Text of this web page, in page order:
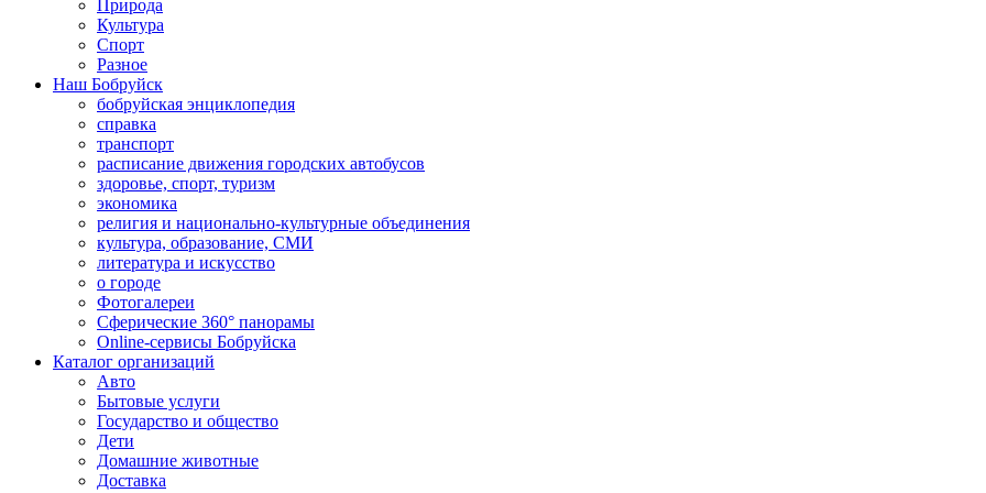
Природа
Культура
Спорт
Разное
Наш Бобруйск
бобруйская энциклопедия
справка
транспорт
расписание движения городских автобусов
здоровье, спорт, туризм
экономика
религия и национально-культурные объединения
культура, образование, СМИ
литература и искусство
о городе
Фотогалереи
Сферические 360° панорамы
Online-сервисы Бобруйска
Каталог организаций
Авто
Бытовые услуги
Государство и общество
Дети
Домашние животные
Доставка